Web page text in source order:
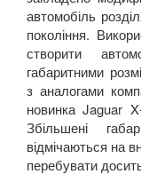
автомобіль
покоління.
створити
габаритними
з аналогами
новинкаJaguar X
Збільшені
відмічаються на
перебувати